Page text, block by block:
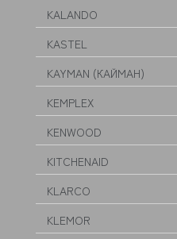
KALANDO
KASTEL
KAYMAN (КАЙМАН)
KEMPLEX
KENWOOD
KITCHENAID
KLARCO
KLEMOR